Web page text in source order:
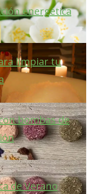
energética
limpiar tu
bombas de
de Verano